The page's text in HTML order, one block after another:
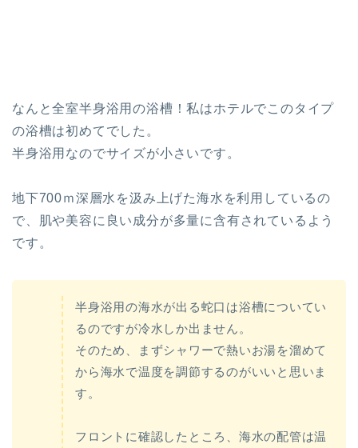
なんと全室半身浴用の浴槽！私はホテルでこのタイプ
の浴槽は初めてでした。
半身浴用なのでサイズが小さいです。
地下700ｍ深層水を汲み上げた海水を利用しているの
で、肌や美容に良い成分が多量に含有されているよう
です。
半身浴用の海水が出る蛇口は浴槽についてい
るのですが冷水しか出ません。
そのため、まずシャワーで熱いお湯を溜めて
から海水で温度を調節するのがいいと思いま
す。
フロントに確認したところ、海水の配管は温